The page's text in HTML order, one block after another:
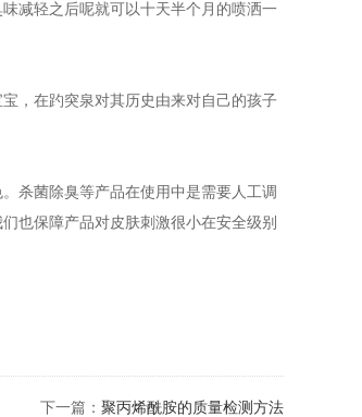
减轻之后呢就可以十天半个月的喷洒一
，在趵突泉对其历史由来对自己的孩子
杀菌除臭等产品在使用中是需要人工调
也保障产品对皮肤刺激很小在安全级别
下一篇： 聚丙烯酰胺的质量检测方法